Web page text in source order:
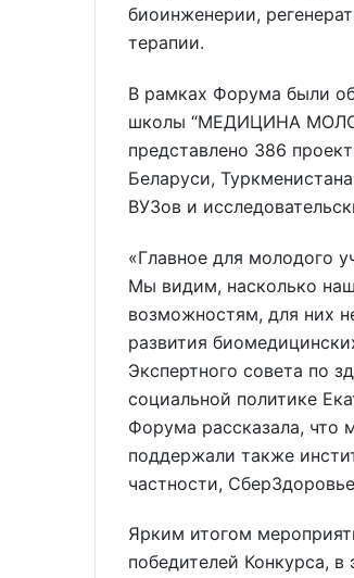
биоинженерии,
терапии.
В рамках Форума были
школы “МЕДИЦИНА
представлено 386
Беларуси,
ВУЗов и
«Главное для молодого
Мы видим, насколько
возможностям, для них
развития
Экспертного совета по
социальной политике
Форума рассказала,
поддержали также
частности,
Ярким итогом
победителей Конкурса,